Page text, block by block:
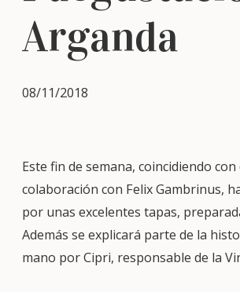
Arganda
08/11/2018
Este fin de semana, coincidiendo
colaboración con Felix Gambrinus,
por unas excelentes tapas,
Además se explicará parte de la
mano por Cipri, responsable de la